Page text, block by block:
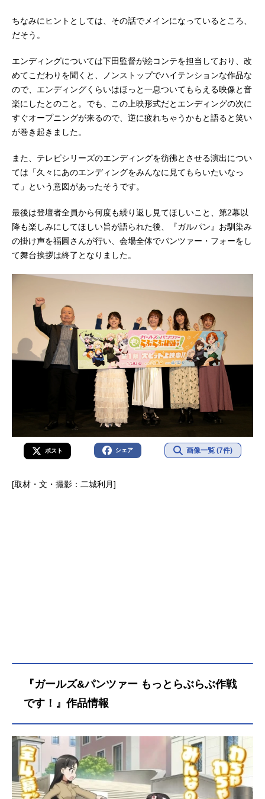
ちなみにヒントとしては、その話でメインになっているところ、
だそう。
エンディングについては下田監督が絵コンテを担当しており、改
めてこだわりを聞くと、ノンストップでハイテンションな作品な
ので、エンディングくらいはほっと一息ついてもらえる映像と音
楽にしたとのこと。でも、この上映形式だとエンディングの次に
すぐオープニングが来るので、逆に疲れちゃうかもと語ると笑い
が巻き起きました。
また、テレビシリーズのエンディングを彷彿とさせる演出につい
ては「久々にあのエンディングをみんなに見てもらいたいなっ
て」という意図があったそうです。
最後は登壇者全員から何度も繰り返し見てほしいこと、第2幕以
降も楽しみにしてほしい旨が語られた後、『ガルパン』お馴染み
の掛け声を福圓さんが行い、会場全体でパンツァー・フォーをし
て舞台挨拶は終了となりました。
ポスト シェア 画像一覧 (7件)
[取材・文・撮影：二城利月]
『ガールズ&パンツァー もっとらぶらぶ作戦
です！』作品情報